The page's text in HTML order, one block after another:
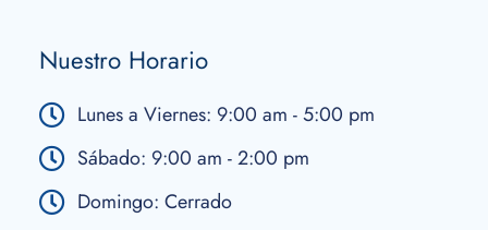
Nuestro Horario
Lunes a Viernes: 9:00 am - 5:00 pm
Sábado: 9:00 am - 2:00 pm
Domingo: Cerrado